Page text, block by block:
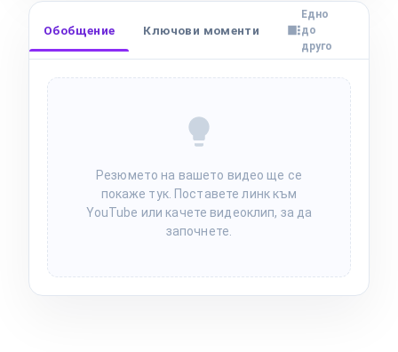
Обобщение Ключови моменти Препис
Едно
до
друго
Резюмето на вашето видео ще се
покаже тук. Поставете линк към
YouTube или качете видеоклип, за да
започнете.